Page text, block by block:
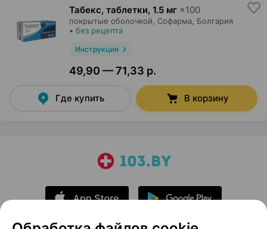
Табекс, таблетки, 1.5 мг ×100
покрытые оболочкой, Софарма, Болгария
• без рецепта
Инструкция
49,90 — 71,33 р.
Где купить В корзину